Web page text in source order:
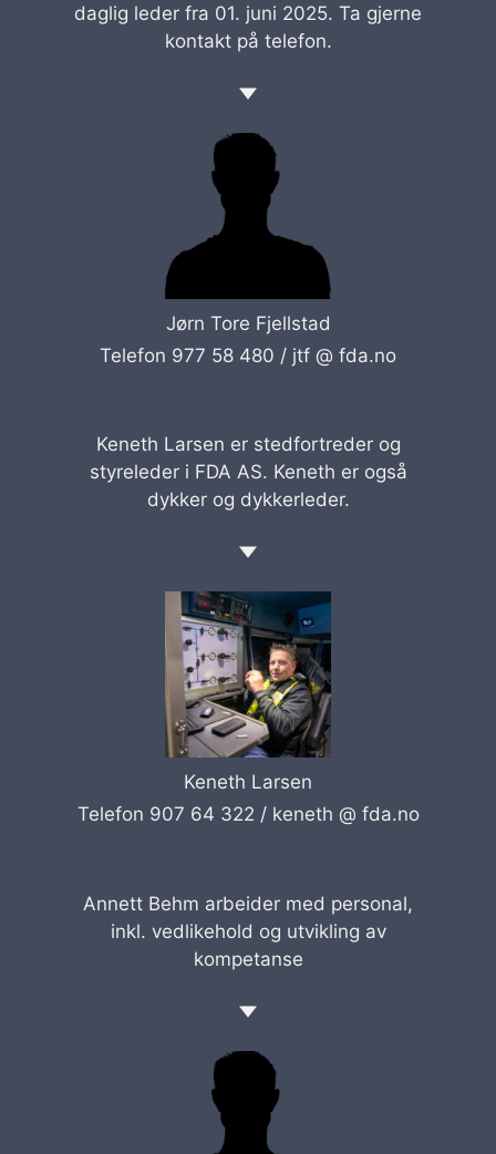
daglig leder fra 01. juni 2025. Ta gjerne
kontakt på telefon.
Jørn Tore Fjellstad
Telefon 977 58 480 / jtf @ fda.no
Keneth Larsen er stedfortreder og
styreleder i FDA AS. Keneth er også
dykker og dykkerleder.
Keneth Larsen
Telefon 907 64 322 /keneth @ fda.no
Annett Behm arbeider med personal,
inkl. vedlikehold og utvikling av
kompetanse